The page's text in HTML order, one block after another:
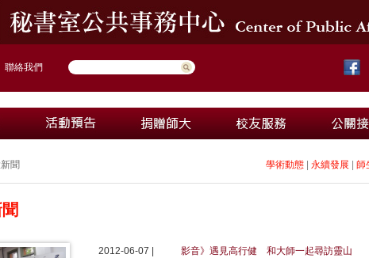
聯絡我們
聞 學術動態 永續發展 師
2012-06-07 |
影音》遇見高行健 和大師一起尋訪靈山